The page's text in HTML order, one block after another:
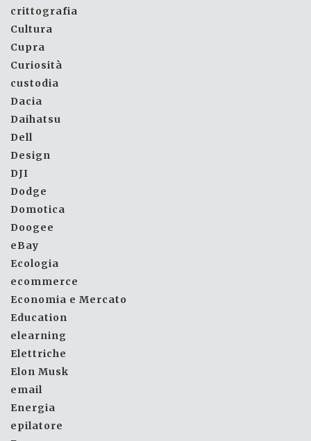
crittografia
Cultura
Cupra
Curiosità
custodia
Dacia
Daihatsu
Dell
Design
DJI
Dodge
Domotica
Doogee
eBay
Ecologia
ecommerce
Economia e Mercato
Education
elearning
Elettriche
Elon Musk
email
Energia
epilatore